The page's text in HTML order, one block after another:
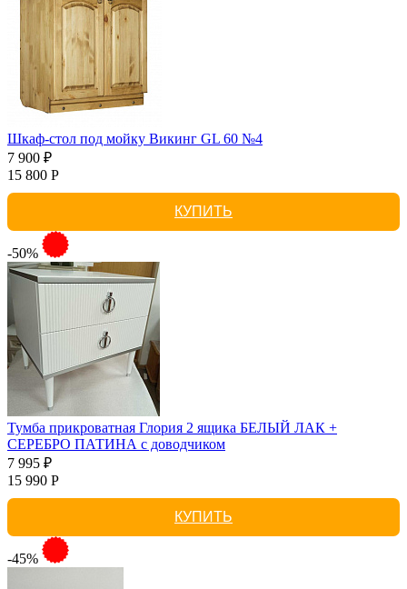
Шкаф-стол под мойку Викинг GL 60 №4
7 900 ₽
15 800 Р
КУПИТЬ
-50%
Тумба прикроватная Глория 2 ящика БЕЛЫЙ ЛАК +
СЕРЕБРО ПАТИНА с доводчиком
7 995 ₽
15 990 Р
КУПИТЬ
-45%